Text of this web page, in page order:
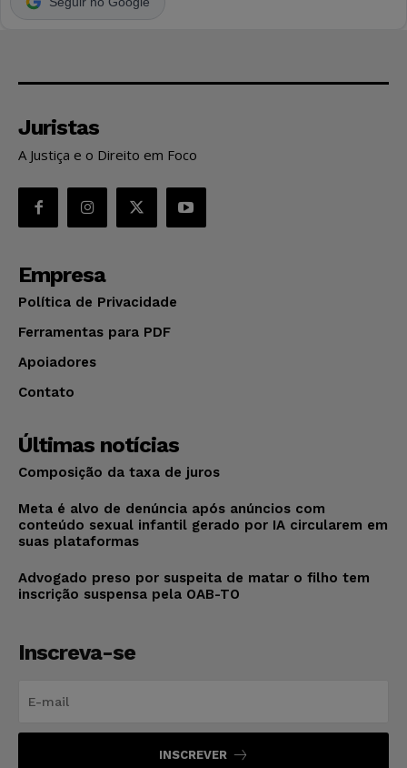
Juristas
A Justiça e o Direito em Foco
Empresa
Política de Privacidade
Ferramentas para PDF
Apoiadores
Contato
Últimas notícias
Composição da taxa de juros
Meta é alvo de denúncia após anúncios com
conteúdo sexual infantil gerado por IA circularem em
suas plataformas
Advogado preso por suspeita de matar o filho tem
inscrição suspensa pela OAB-TO
Inscreva-se
INSCREVER